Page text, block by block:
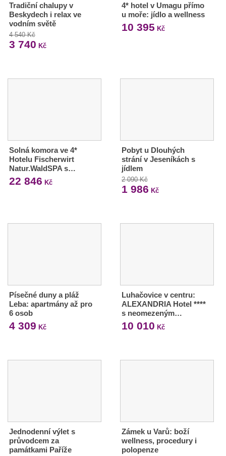
Tradiční chalupy v
Beskydech i relax ve
vodním světě
4 540 Kč
3 740 Kč
4* hotel v Umagu přímo
u moře: jídlo a wellness
10 395 Kč
Solná komora ve 4*
Hotelu Fischerwirt
Natur.WaldSPA s…
22 846 Kč
Pobyt u Dlouhých
strání v Jeseníkách s
jídlem
2 090 Kč
1 986 Kč
Písečné duny a pláž
Leba: apartmány až pro
6 osob
4 309 Kč
Luhačovice v centru:
ALEXANDRIA Hotel ****
s neomezeným…
10 010 Kč
Jednodenní výlet s
průvodcem za
památkami Paříže
Zámek u Varů: boží
wellness, procedury i
polopenze